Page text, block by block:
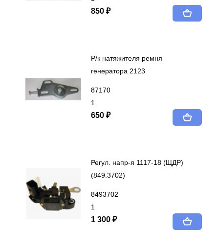
850 ₽
Р/к натяжителя ремня
генератора 2123
87170
1
650 ₽
Регул. напр-я 1117-18 (ЩДР)
(849.3702)
8493702
1
1 300 ₽